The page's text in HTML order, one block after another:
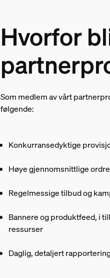
Hvorfor
Som medlem av vårt
følgende:
Konkurransedyktige
Høye gjennomsnittlige
Regelmessige tilbud og
Bannere og produktfeed, i
ressurser
Daglig, detaljert